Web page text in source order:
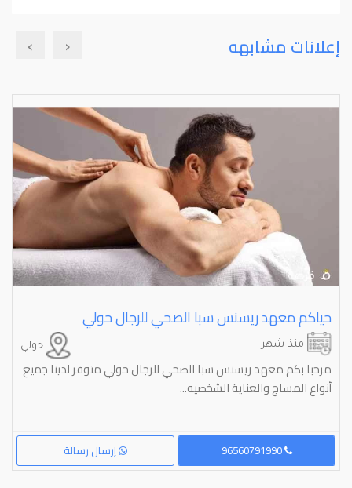
إعلانات مشابهه
حياكم معهد ريسنس سبا الصحي للرجال حولي
حولي منذ شهر
مرحبا بكم معهد ريسنس سبا الصحي للرجال حولي متوفر لدينا جميع
أنواع المساج والعناية الشخصيه...
إرسال رسالة 96560791990
‹
›